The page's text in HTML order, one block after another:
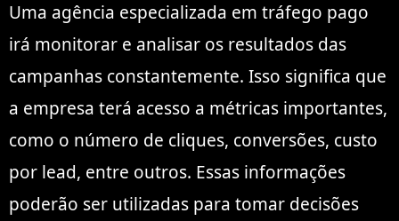
Uma agência especializada em tráfego pago
irá monitorar e analisar os resultados das
campanhas constantemente. Isso significa que
a empresa terá acesso a métricas importantes,
como o número de cliques, conversões, custo
por lead, entre outros. Essas informações
poderão ser utilizadas para tomar decisões